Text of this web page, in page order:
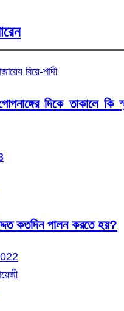
বিয়ে-শাদী
দিকে তাকালে কি
কতদিন পালন করতে হয়?